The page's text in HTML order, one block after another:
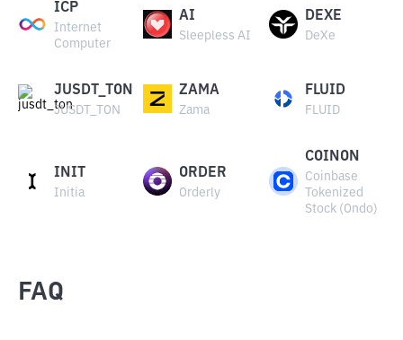
ICP
Internet
Computer
AI
Sleepless AI
DEXE
DeXe
JUSDT_TON
JUSDT_TON
ZAMA
Zama
FLUID
FLUID
INIT
Initia
ORDER
Orderly
COINON
Coinbase
Tokenized
Stock (Ondo)
FAQ